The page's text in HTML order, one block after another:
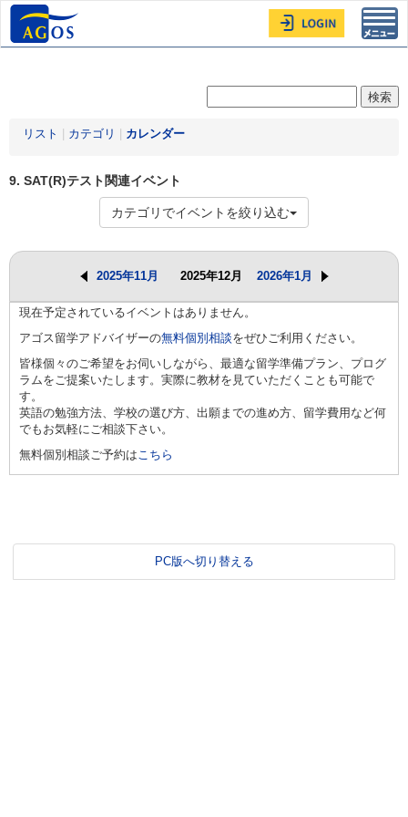
リスト カテゴリ カレンダー
9. SAT(R)テスト関連イベント
カテゴリでイベントを絞り込む
2025年11月 2025年12月 2026年1月
現在予定されているイベントはありません。
アゴス留学アドバイザーの無料個別相談をぜひご利用ください。
皆様個々のご希望をお伺いしながら、最適な留学準備プラン、プログ
ラムをご提案いたします。実際に教材を見ていただくことも可能で
す。
英語の勉強方法、学校の選び方、出願までの進め方、留学費用など何
でもお気軽にご相談下さい。
無料個別相談ご予約はこちら
PC版へ切り替える